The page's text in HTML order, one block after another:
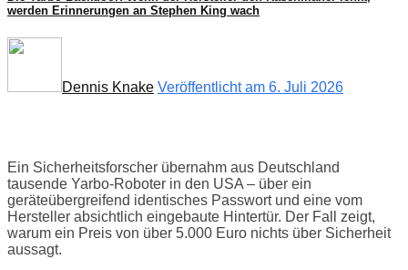
werden Erinnerungen an Stephen King wach
Dennis Knake Veröffentlicht am 6. Juli 2026
Ein Sicherheitsforscher übernahm aus Deutschland
tausende Yarbo-Roboter in den USA – über ein
geräteübergreifend identisches Passwort und eine vom
Hersteller absichtlich eingebaute Hintertür. Der Fall zeigt,
warum ein Preis von über 5.000 Euro nichts über Sicherheit
aussagt.